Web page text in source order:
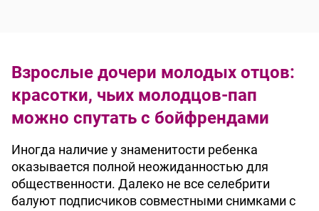
Взрослые дочери молодых отцов:
красотки, чьих молодцов-пап
можно спутать с бойфрендами
Иногда наличие у знаменитости ребенка
оказывается полной неожиданностью для
общественности. Далеко не все селебрити
балуют подписчиков совместными снимками с